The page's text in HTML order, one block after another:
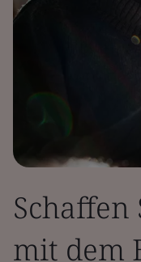
Schaffen
mit dem